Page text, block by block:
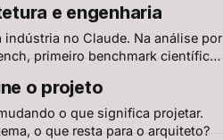
e engenharia
no Claude. Na análise por
primeiro benchmark científico
o projeto
o que significa projetar.
o que resta para o arquiteto?